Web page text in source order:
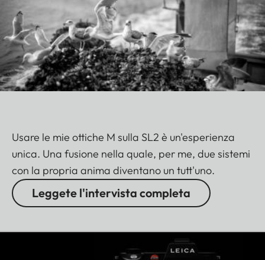
Usare le mie ottiche M sulla SL2 è un'esperienza
unica. Una fusione nella quale, per me, due sistemi
con la propria anima diventano un tutt'uno.
Leggete l'intervista completa